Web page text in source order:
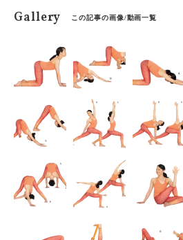
Gallery この記事の画像/動画一覧